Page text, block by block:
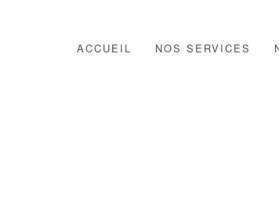
ACCUEIL NOS SERVICES